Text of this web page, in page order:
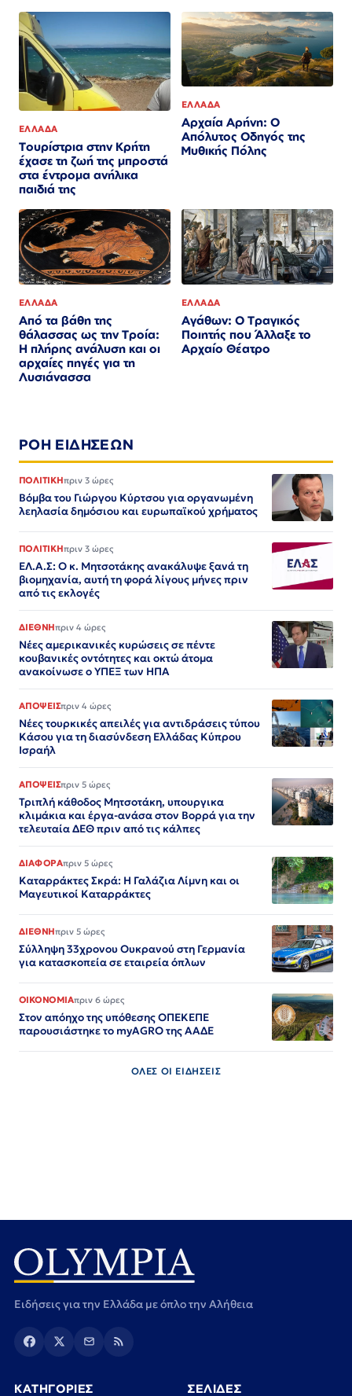
ΕΛΛΑΔΑ
Τουρίστρια στην Κρήτη
έχασε τη ζωή της μπροστά
στα έντρομα ανήλικα
παιδιά της
ΕΛΛΑΔΑ
Αρχαία Αρήνη: Ο
Απόλυτος Οδηγός της
Μυθικής Πόλης
ΕΛΛΑΔΑ
Από τα βάθη της
θάλασσας ως την Τροία:
Η πλήρης ανάλυση και οι
αρχαίες πηγές για τη
Λυσιάνασσα
ΕΛΛΑΔΑ
Αγάθων: Ο Τραγικός
Ποιητής που Άλλαξε το
Αρχαίο Θέατρο
ΡΟΗ ΕΙΔΗΣΕΩΝ
ΠΟΛΙΤΙΚΗπριν 3 ώρες
Βόμβα του Γιώργου Κύρτσου για οργανωμένη
λεηλασία δημόσιου και ευρωπαϊκού χρήματος
ΠΟΛΙΤΙΚΗπριν 3 ώρες
ΕΛ.Α.Σ: Ο κ. Μητσοτάκης ανακάλυψε ξανά τη
βιομηχανία, αυτή τη φορά λίγους μήνες πριν
από τις εκλογές
ΔΙΕΘΝΗπριν 4 ώρες
Νέες αμερικανικές κυρώσεις σε πέντε
κουβανικές οντότητες και οκτώ άτομα
ανακοίνωσε ο ΥΠΕΞ των ΗΠΑ
ΑΠΟΨΕΙΣπριν 4 ώρες
Νέες τουρκικές απειλές για αντιδράσεις τύπου
Κάσου για τη διασύνδεση Ελλάδας Κύπρου
Ισραήλ
ΑΠΟΨΕΙΣπριν 5 ώρες
Τριπλή κάθοδος Μητσοτάκη, υπουργικα
κλιμάκια και έργα-ανάσα στον Βορρά για την
τελευταία ΔΕΘ πριν από τις κάλπες
ΔΙΑΦΟΡΑπριν 5 ώρες
Καταρράκτες Σκρά: Η Γαλάζια Λίμνη και οι
Μαγευτικοί Καταρράκτες
ΔΙΕΘΝΗπριν 5 ώρες
Σύλληψη 33χρονου Ουκρανού στη Γερμανία
για κατασκοπεία σε εταιρεία όπλων
ΟΙΚΟΝΟΜΙΑπριν 6 ώρες
Στον απόηχο της υπόθεσης ΟΠΕΚΕΠΕ
παρουσιάστηκε το myAGRO της ΑΑΔΕ
ΟΛΕΣ ΟΙ ΕΙΔΗΣΕΙΣ
Ειδήσεις για την Ελλάδα με όπλο την Αλήθεια
ΚΑΤΗΓΟΡΙΕΣ ΣΕΛΙΔΕΣ